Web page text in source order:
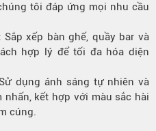
tôi đáp ứng mọi nhu cầu
Sắp xếp bàn ghế, quầy bar và
hợp lý để tối đa hóa diện
Sử dụng ánh sáng tự nhiên và
kết hợp với màu sắc hài
cúng.